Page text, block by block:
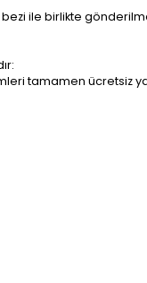
ile birlikte
tamamen ücretsiz